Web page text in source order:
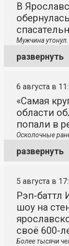
В
Мужчина утонул.
развернуть
6 августа в
«Самая
области
попали в
Осколочные
развернуть
5 августа в
Рэп-баттл
шоу на
своё 600-
Более тысячи